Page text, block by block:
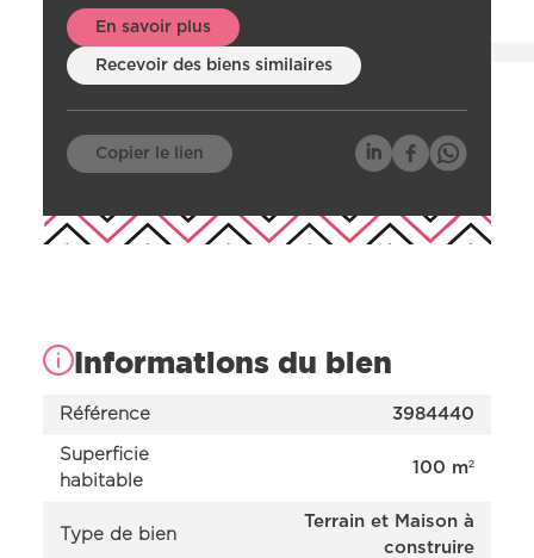
En savoir plus
Recevoir des biens similaires
Copier le lien
Informations du bien
Référence 3984440
Superficie
habitable
100 m²
Type de bien
Terrain et Maison à
construire